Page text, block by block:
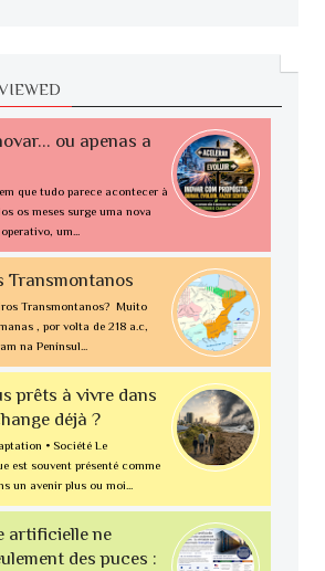
ou apenas a
que tudo parece acontecer à
os meses surge uma nova
um...
Transmontanos
Transmontanos? Muito
, por volta de 218 a.c,
na Penínsul...
prêts à vivre dans
déjà ?
• Société Le
est souvent présenté comme
un avenir plus ou moi...
artificielle ne
des puces :